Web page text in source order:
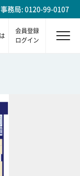
事務局: 0120-99-0107
会員登録
ログイン